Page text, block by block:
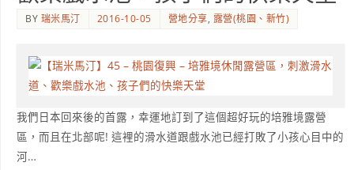
BY 瑞米馬汀 2016-10-05 營地分享, 露營(桃園、新竹)
我們日本回來後的首露，幸運地訂到了這個超好玩的培雅境露營
區，而且在北部呢! 這裡的滑水道跟戲水池已經打敗了小孩心目中的
河…